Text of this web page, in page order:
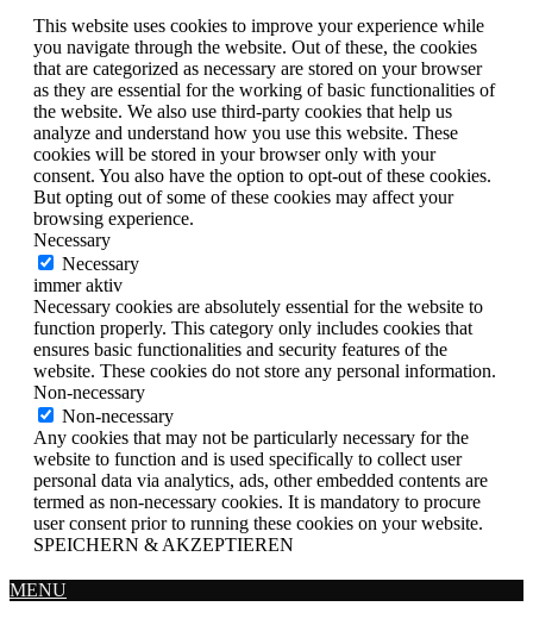
This website uses cookies to improve your experience while
you navigate through the website. Out of these, the cookies
that are categorized as necessary are stored on your browser
as they are essential for the working of basic functionalities of
the website. We also use third-party cookies that help us
analyze and understand how you use this website. These
cookies will be stored in your browser only with your
consent. You also have the option to opt-out of these cookies.
But opting out of some of these cookies may affect your
browsing experience.
Necessary
Necessary
immer aktiv
Necessary cookies are absolutely essential for the website to
function properly. This category only includes cookies that
ensures basic functionalities and security features of the
website. These cookies do not store any personal information.
Non-necessary
Non-necessary
Any cookies that may not be particularly necessary for the
website to function and is used specifically to collect user
personal data via analytics, ads, other embedded contents are
termed as non-necessary cookies. It is mandatory to procure
user consent prior to running these cookies on your website.
SPEICHERN & AKZEPTIEREN
MENU